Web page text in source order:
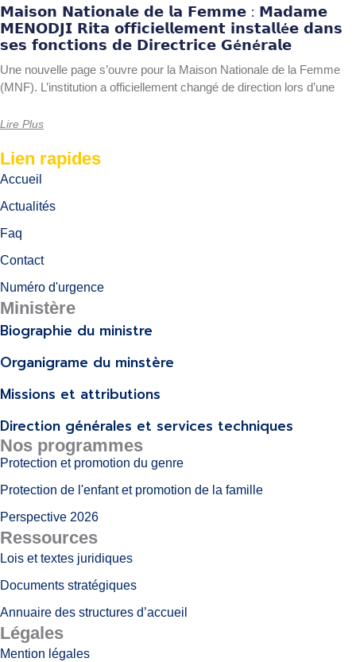
𝗠𝗮𝗶𝘀𝗼𝗻 𝗡𝗮𝘁𝗶𝗼𝗻𝗮𝗹𝗲 𝗱𝗲 𝗹𝗮 𝗙𝗲𝗺𝗺𝗲 : 𝗠𝗮𝗱𝗮𝗺𝗲
𝗠𝗘𝗡𝗢𝗗𝗝𝗜 𝗥𝗶𝘁𝗮 𝗼𝗳𝗳𝗶𝗰𝗶𝗲𝗹𝗹𝗲𝗺𝗲𝗻𝘁 𝗶𝗻𝘀𝘁𝗮𝗹𝗹é𝗲 𝗱𝗮𝗻𝘀
𝘀𝗲𝘀 𝗳𝗼𝗻𝗰𝘁𝗶𝗼𝗻𝘀 𝗱𝗲 𝗗𝗶𝗿𝗲𝗰𝘁𝗿𝗶𝗰𝗲 𝗚é𝗻é𝗿𝗮𝗹𝗲
Une nouvelle page s’ouvre pour la Maison Nationale de la Femme
(MNF). L’institution a officiellement changé de direction lors d’une
Lire Plus
Lien rapides
Accueil
Actualités
Faq
Contact
Numéro d'urgence
Ministère
Biographie du ministre
Organigrame du minstère
Missions et attributions
Direction générales et services techniques
Nos programmes
Protection et promotion du genre
Protection de l'enfant et promotion de la famille
Perspective 2026
Ressources
Lois et textes juridiques
Documents stratégiques
Annuaire des structures d’accueil
Légales
Mention légales